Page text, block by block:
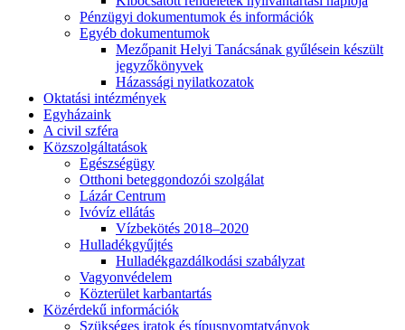
Pénzügyi dokumentumok és információk
Egyéb dokumentumok
Mezőpanit Helyi Tanácsának gyűlésein készült
jegyzőkönyvek
Házassági nyilatkozatok
Oktatási intézmények
Egyházaink
A civil szféra
Közszolgáltatások
Egészségügy
Otthoni beteggondozói szolgálat
Lázár Centrum
Ivóvíz ellátás
Vízbekötés 2018–2020
Hulladékgyűjtés
Hulladékgazdálkodási szabályzat
Vagyonvédelem
Közterület karbantartás
Közérdekű információk
Szükséges iratok és típusnyomtatványok